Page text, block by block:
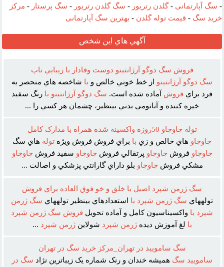
- سگ آپارتمانی -گلدن رتریور - سگ گلدن رتریور - سگ پرستار - مرکز
خرید سگ - قیمت توله گلدن - بهترین سگ آپارتمانی
آگهي هاي اين شخص
فروش سگ دوگو آرژانتينو دوست وفادار با زيبايي ناب
سگ دوگو آرژانتينو از خط خوني خالص و با شاخصه هاي منحصر به
فرد براي فروش آماده شده است. سگ دوگو آرژانتينو با رنگ سفيد
خيره کننده و آناتومي بدني بينظير، چشمان هر کسي را ...
توله چاوچاو 50روزه واکسينه شده همراه با مدارک کامل
چاوچاو هاي خالص و زي با براي فروش فروش ويژه توله هاي سگ
چاوچاو فروش چاوچاو پرتقالي فروش چاوچاو سفيد فروش چاوچاو
مشکي فروش چاوچاو بلو داراي گارانتي پزشکي و اصالت ...
سگ ژرمن شپرد اصيل با خلق و خو فوق العاده براي فروش
تولههاي سگ ژرمن شپرد با استعدادهاي بينظير تولههاي سگ ژرمن
شپرد با واکسيناسيون کامل و آماده تحويل فروش سگ ژرمن شپرد
با لغ آموزش ديدهژرمن شپرد شولاينژرمن شپرد ...
سگ ساموييد در تهران_مرکز خريد سگ در تهران
ساموييد سگ هميشه خندان و رنک شماره يک زيباترين نژاد سگ در